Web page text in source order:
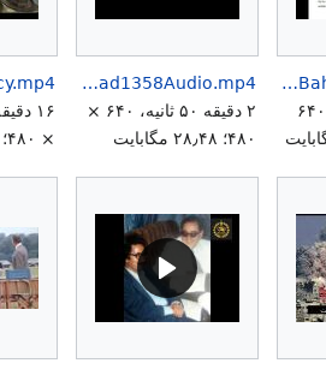
SiahkalFadaianTerrorAttackFadaian11Bahman1349.mp4
۳۰ دقیقه ۴۷ ثانیه، ۶۴۰
SiahkalTerror11Bahman1349Executions25Amordad1358Audio.mp4
۲ دقیقه ۵۰ ثانیه، ۶۴۰ ×
۴۸۰؛ ۲۸٫۴۸ مگابایت
× ۴۸۰؛ ۲۱۶٫۰۶ مگابایت